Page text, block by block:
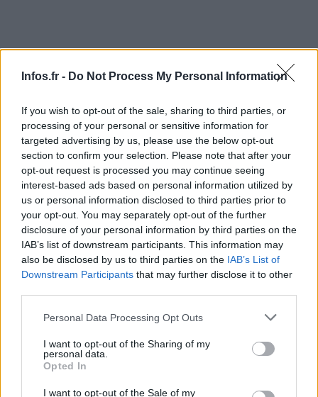
Infos.fr - Do Not Process My Personal Information
If you wish to opt-out of the sale, sharing to third parties, or
processing of your personal or sensitive information for
targeted advertising by us, please use the below opt-out
section to confirm your selection. Please note that after your
opt-out request is processed you may continue seeing
interest-based ads based on personal information utilized by
us or personal information disclosed to third parties prior to
your opt-out. You may separately opt-out of the further
disclosure of your personal information by third parties on the
IAB’s list of downstream participants. This information may
also be disclosed by us to third parties on the IAB’s List of
Downstream Participants that may further disclose it to other
Please note that this website/app uses one or more Google
not limited to your visit or usage behaviour. You may click to
grant or deny consent to Google and its third-party tags to
use your data for below specified purposes in below Google
consent section.
Personal Data Processing Opt Outs
I want to opt-out of the Sharing of my
personal data.
Opted In
I want to opt-out of the Sale of my
AUTEUR